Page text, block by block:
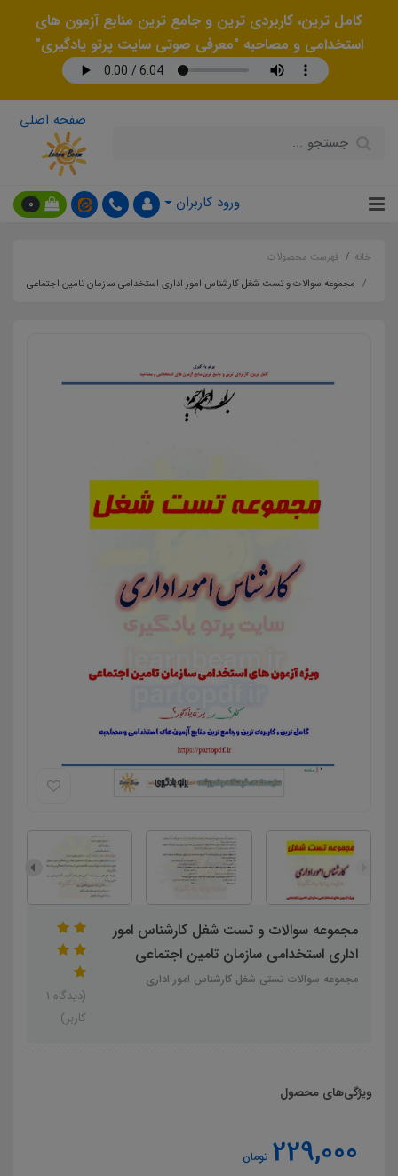
کامل ترین، کاربردی ترین و جامع ترین منابع آزمون های
استخدامی و مصاحبه "معرفی صوتی سایت پرتو یادگیری"
صفحه اصلی
ورود کاربران 0
خانه
فهرست محصولات
مجموعه سوالات و تست شغل کارشناس امور اداری استخدامی سازمان تامین اجتماعی
مجموعه سوالات و تست شغل کارشناس امور
اداری استخدامی سازمان تامین اجتماعی
مجموعه سوالات تستی شغل کارشناس امور اداری
(دیدگاه 1
کاربر)
ویژگی‌های محصول
229,000 تومان